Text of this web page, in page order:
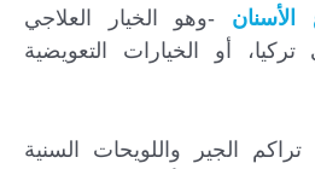
الأسنان -وهو الخيار العلاجي
أو الخيارات التعويضية
الجير واللويحات السنية